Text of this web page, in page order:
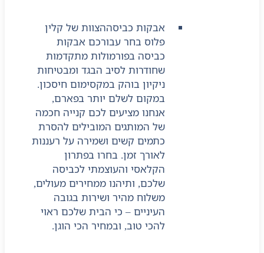
אבקות כביסההצוות של קלין
פלוס בחר עבורכם אבקות
כביסה בפורמולות מתקדמות
שחודרות לסיב הבגד ומבטיחות
ניקיון בוהק במקסימום חיסכון.
במקום לשלם יותר בפארם,
אנחנו מציעים לכם קנייה חכמה
של המותגים המובילים להסרת
כתמים קשים ושמירה על רעננות
לאורך זמן. בחרו בפתרון
הקלאסי והעוצמתי לכביסה
שלכם, ותיהנו ממחירים מעולים,
משלוח מהיר ושירות בגובה
העיניים – כי הבית שלכם ראוי
להכי טוב, ובמחיר הכי הוגן.